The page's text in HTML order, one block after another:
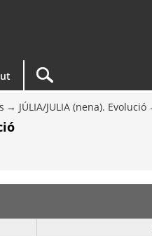
JÚLIA/JULIA (nena). Evolució